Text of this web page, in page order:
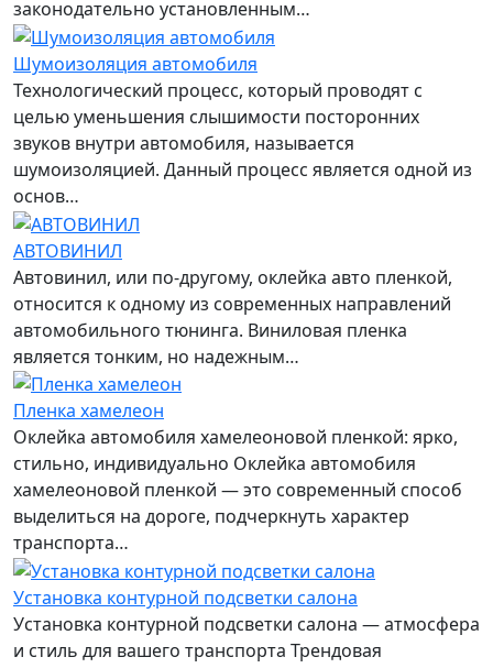
законодательно установленным…
Шумоизоляция автомобиля
Технологический процесс, который проводят с
целью уменьшения слышимости посторонних
звуков внутри автомобиля, называется
шумоизоляцией. Данный процесс является одной из
основ…
АВТОВИНИЛ
Автовинил, или по-другому, оклейка авто пленкой,
относится к одному из современных направлений
автомобильного тюнинга. Виниловая пленка
является тонким, но надежным…
Пленка хамелеон
Оклейка автомобиля хамелеоновой пленкой: ярко,
стильно, индивидуально Оклейка автомобиля
хамелеоновой пленкой — это современный способ
выделиться на дороге, подчеркнуть характер
транспорта…
Установка контурной подсветки салона
Установка контурной подсветки салона — атмосфера
и стиль для вашего транспорта Трендовая